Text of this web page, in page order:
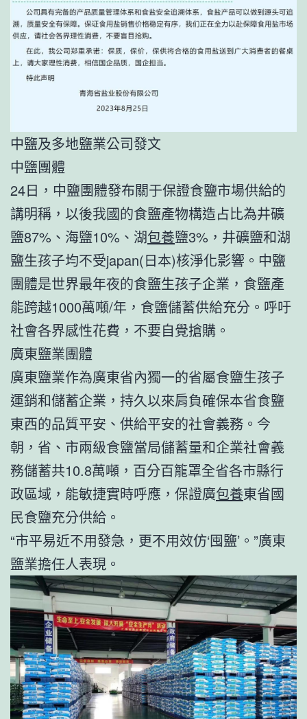
中鹽及多地鹽業公司發文
中鹽團體
24日，中鹽團體發布關于保證食鹽市場供給的
講明稱，以後我國的食鹽產物構造占比為井礦
鹽87%、海鹽10%、湖包養鹽3%，井礦鹽和湖
鹽生孩子均不受japan(日本)核淨化影響。中鹽
團體是世界最年夜的食鹽生孩子企業，食鹽產
能跨越1000萬噸/年，食鹽儲蓄供給充分。呼吁
社會各界感性花費，不要自覺搶購。
廣東鹽業團體
廣東鹽業作為廣東省內獨一的省屬食鹽生孩子
運銷和儲蓄企業，持久以來肩負確保本省食鹽
東西的品質平安、供給平安的社會義務。今
朝，省、市兩級食鹽當局儲蓄量和企業社會義
務儲蓄共10.8萬噸，百分百籠罩全省各市縣行
政區域，能敏捷實時呼應，保證廣包養東省國
民食鹽充分供給。
“市平易近不用發急，更不用效仿‘囤鹽’。”廣東
鹽業擔任人表現。